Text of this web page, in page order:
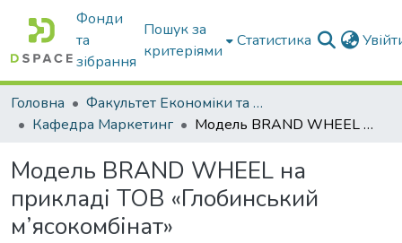
Фонди
та
зібрання
Пошук за
критеріями
Статистика
Головна
Факультет Економіки та бізнесу
Кафедра Маркетинг
Модель BRAND WHEEL на прикладі ТОВ «Глобинський м’ясокомбінат»
Модель BRAND WHEEL на
прикладі ТОВ «Глобинський
м’ясокомбінат»